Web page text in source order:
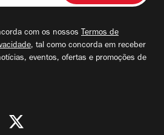
com os nossos Termos de
, tal como concorda em receber
eventos, ofertas e promoções de